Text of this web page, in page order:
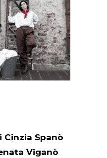
Spanò
Viganò